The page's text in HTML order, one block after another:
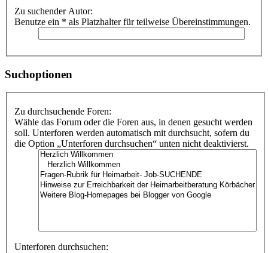
Zu suchender Autor:
Benutze ein * als Platzhalter für teilweise Übereinstimmungen.
Suchoptionen
Zu durchsuchende Foren:
Wähle das Forum oder die Foren aus, in denen gesucht werden
soll. Unterforen werden automatisch mit durchsucht, sofern du
die Option „Unterforen durchsuchen“ unten nicht deaktivierst.
Unterforen durchsuchen: